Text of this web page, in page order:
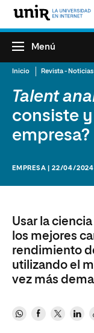
Menú
Inicio Revista - Noticias
Talent
consiste
empresa?
EMPRESA | 22/04/2024
Usar la
los mejores
rendimiento
utilizando el
vez más